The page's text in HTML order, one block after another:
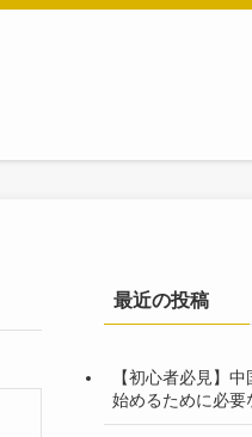
最近の投稿
【初心者必見】
始めるために必要